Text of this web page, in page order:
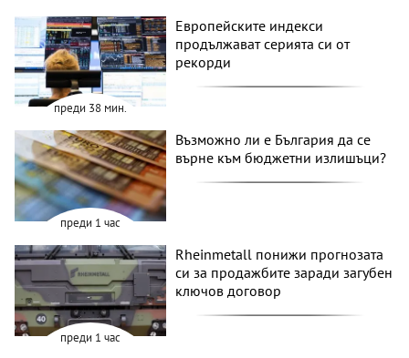
преди 38 мин.
Европейските индекси
продължават серията си от
рекорди
преди 1 час
Възможно ли е България да се
върне към бюджетни излишъци?
преди 1 час
Rheinmetall понижи прогнозата
си за продажбите заради загубен
ключов договор